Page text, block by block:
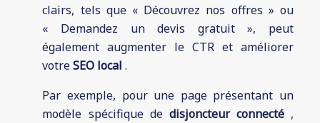
clairs, tels que « Découvrez nos offres » ou
« Demandez un devis gratuit », peut
également augmenter le CTR et améliorer
votreSEO local.
Par exemple, pour une page présentant un
modèle spécifique de disjoncteur connecté ,